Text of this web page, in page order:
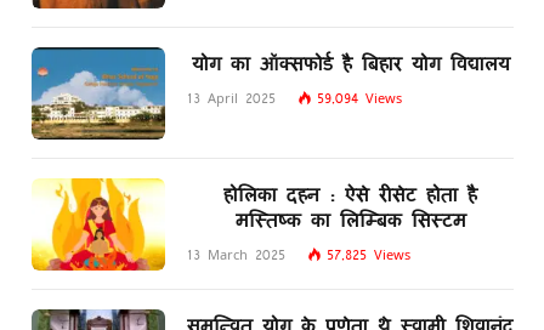
योग का ऑक्सफोर्ड है बिहार योग विद्यालय
13 April 2025 59,094 Views
होलिका दहन : ऐसे रीसेट होता है
मस्तिष्क का लिम्बिक सिस्टम
13 March 2025 57,825 Views